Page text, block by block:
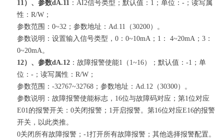
11）、参数dA.11 ：AI2信号类型；默认值：1；单位：-；读写属
性：R/W；
参数范围：0~32；参数地址：Ad.11（30200）。
参数说明：设置输入信号类型，0：0~10mA；1： 4~20mA；3：
0~20mA。
12）、参数dA.12 ：故障报警使能1（1~16）；默认值：-1；单
位：-；读写属性：R/W；
参数范围：-32767~32768；参数地址：Ad.12（30300）。
参数说明：故障报警使能标志，16位与故障码对应；第1位对应
E01的报警开关：0关闭报警；1开启报警。第16位对应E16的报警
开关，以此类推。
0关闭所有故障报警；-1打开所有故障报警；其他选择报警配置。